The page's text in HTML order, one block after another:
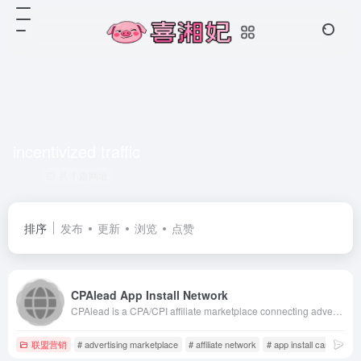
排序 发布 更新 浏览 点赞
CPAlead App Install Network
联盟营销 # advertising marketplace # affiliate network # app install campaigns